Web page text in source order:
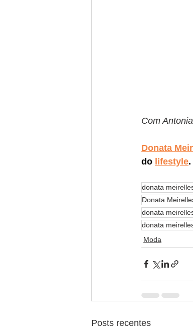
Com
Donata
do lifestyle.
donata
Donata
donata
donata
Moda
Posts recentes